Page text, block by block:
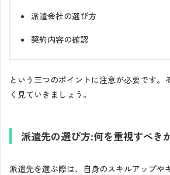
派遣会社の選び方
契約内容の確認
という三つのポイントに注意が必要です。
く見ていきましょう。
派遣先の選び方:何を重視すべき
派遣先を選ぶ際は、自身のスキルアップや